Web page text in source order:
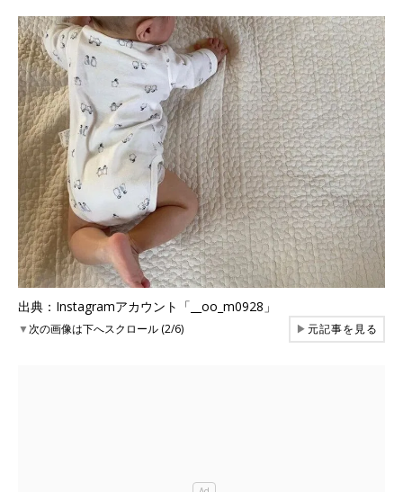
出典：Instagramアカウント「__oo_m0928」
▼次の画像は下へスクロール (2/6) ▶元記事を見る